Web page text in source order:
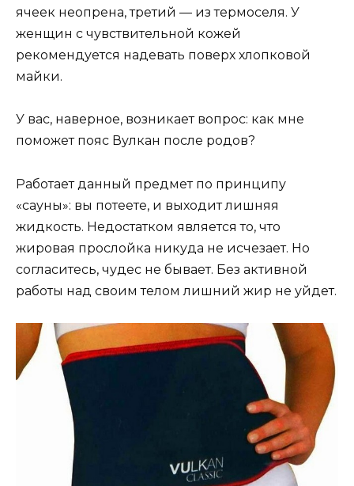
ячеек неопрена, третий — из термоселя. У
женщин с чувствительной кожей
рекомендуется надевать поверх хлопковой
майки.
У вас, наверное, возникает вопрос: как мне
поможет пояс Вулкан после родов?
Работает данный предмет по принципу
«сауны»: вы потеете, и выходит лишняя
жидкость. Недостатком является то, что
жировая прослойка никуда не исчезает. Но
согласитесь, чудес не бывает. Без активной
работы над своим телом лишний жир не уйдет.